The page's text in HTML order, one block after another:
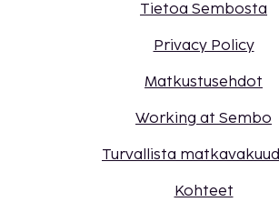
Tietoa Sembosta
Privacy Policy
Matkustusehdot
Working at Sembo
Turvallista
Kohteet